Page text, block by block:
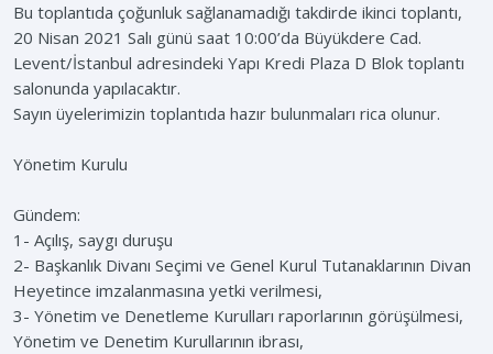
Bu toplantıda çoğunluk sağlanamadığı takdirde ikinci toplantı,
20 Nisan 2021 Salı günü saat 10:00’da Büyükdere Cad.
Levent/İstanbul adresindeki Yapı Kredi Plaza D Blok toplantı
salonunda yapılacaktır.
Sayın üyelerimizin toplantıda hazır bulunmaları rica olunur.
Yönetim Kurulu
Gündem:
1- Açılış, saygı duruşu
2- Başkanlık Divanı Seçimi ve Genel Kurul Tutanaklarının Divan
Heyetince imzalanmasına yetki verilmesi,
3- Yönetim ve Denetleme Kurulları raporlarının görüşülmesi,
Yönetim ve Denetim Kurullarının ibrası,